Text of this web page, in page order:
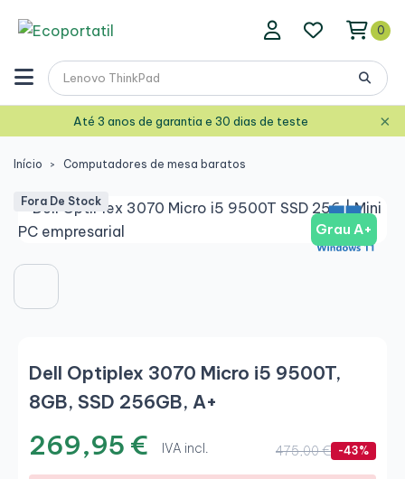
0
Até 3 anos de garantia e 30 dias de teste ×
Início Computadores de mesa baratos
Grau A+
Fora De Stock
Dell Optiplex 3070 Micro i5 9500T,
8GB, SSD 256GB, A+
269,95 € IVA incl. 475,00 € -43%